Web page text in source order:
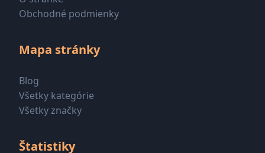
Obchodné podmienky
Mapa stránky
Blog
Všetky kategórie
Všetky značky
Štatistiky